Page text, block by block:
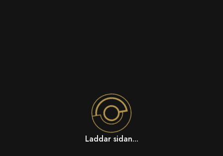
Laddar sidan...